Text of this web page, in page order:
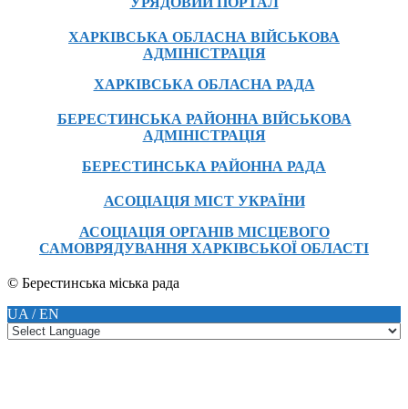
ХАРКІВСЬКА ОБЛАСНА ВІЙСЬКОВА
АДМІНІСТРАЦІЯ
ХАРКІВСЬКА ОБЛАСНА РАДА
БЕРЕСТИНСЬКА РАЙОННА ВІЙСЬКОВА
АДМІНІСТРАЦІЯ
БЕРЕСТИНСЬКА РАЙОННА РАДА
АСОЦІАЦІЯ МІСТ УКРАЇНИ
АСОЦІАЦІЯ ОРГАНІВ МІСЦЕВОГО
САМОВРЯДУВАННЯ ХАРКІВСЬКОЇ ОБЛАСТІ
© Берестинська міська рада
UA / EN